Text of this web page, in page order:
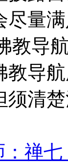
尽量
教导
教导
清
禅